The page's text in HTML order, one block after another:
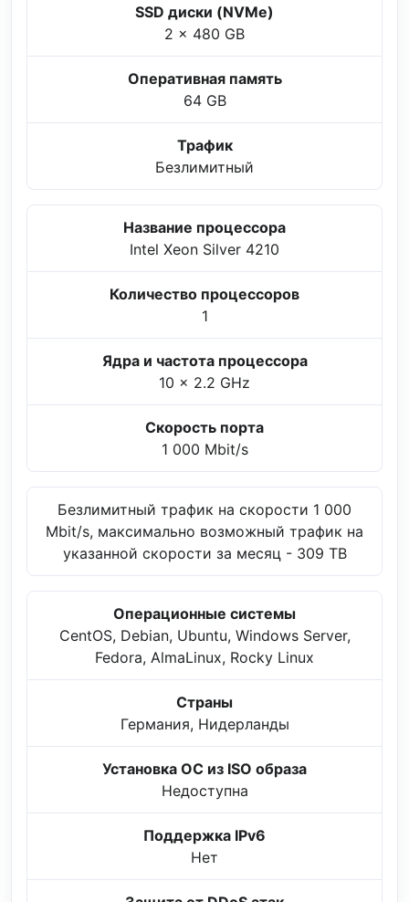
SSD диски (NVMe)
2 x 480 GB
Оперативная память
64 GB
Трафик
Безлимитный
Название процессора
Intel Xeon Silver 4210
Количество процессоров
1
Ядра и частота процессора
10 x 2.2 GHz
Скорость порта
1 000 Mbit/s
Безлимитный трафик на скорости 1 000
Mbit/s, максимально возможный трафик на
указанной скорости за месяц - 309 TB
Операционные системы
CentOS, Debian, Ubuntu, Windows Server,
Fedora, AlmaLinux, Rocky Linux
Страны
Германия, Нидерланды
Установка ОС из ISO образа
Недоступна
Поддержка IPv6
Нет